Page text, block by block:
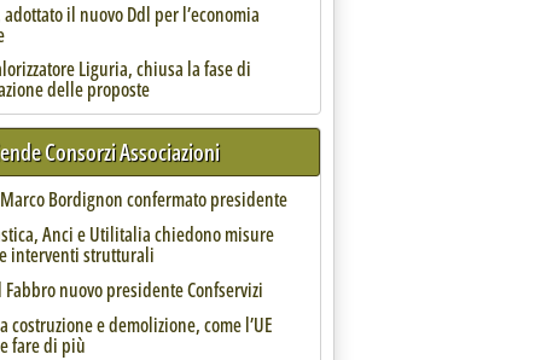
il nuovo Ddl per l’economia
Liguria, chiusa la fase di
delle proposte
Consorzi Associazioni
Bordignon confermato presidente
Anci e Utilitalia chiedono misure
interventi strutturali
Fabbro nuovo presidente Confservizi
costruzione e demolizione, come l’UE
fare di più